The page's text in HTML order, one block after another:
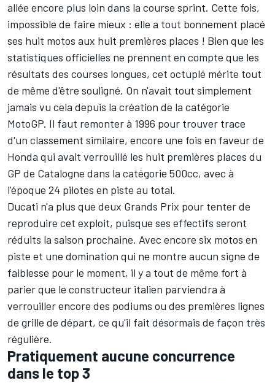
allée encore plus loin dans la course sprint. Cette fois,
impossible de faire mieux : elle a tout bonnement placé
ses huit motos aux huit premières places ! Bien que les
statistiques officielles ne prennent en compte que les
résultats des courses longues, cet octuplé mérite tout
de même d'être souligné. On n'avait tout simplement
jamais vu cela depuis la création de la catégorie
MotoGP. Il faut remonter à 1996 pour trouver trace
d'un classement similaire, encore une fois en faveur de
Honda qui avait verrouillé les huit premières places du
GP de Catalogne dans la catégorie 500cc, avec à
l'époque 24 pilotes en piste au total.
Ducati n'a plus que deux Grands Prix pour tenter de
reproduire cet exploit, puisque ses effectifs seront
réduits la saison prochaine. Avec encore six motos en
piste et une domination qui ne montre aucun signe de
faiblesse pour le moment, il y a tout de même fort à
parier que le constructeur italien parviendra à
verrouiller encore des podiums ou des premières lignes
de grille de départ, ce qu'il fait désormais de façon très
régulière.
Pratiquement aucune concurrence
dans le top 3